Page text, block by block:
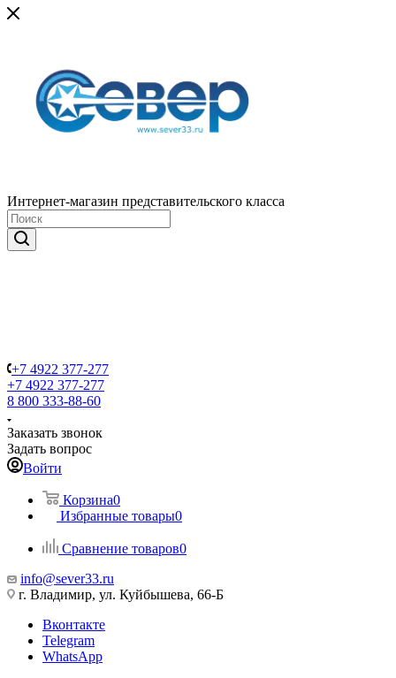
Интернет-магазин представительского класса
+7 4922 377-277
+7 4922 377-277
8 800 333-88-60
Заказать звонок
Задать вопрос
Войти
Корзина0
Избранные товары0
Сравнение товаров0
info@sever33.ru
г. Владимир, ул. Куйбышева, 66-Б
Вконтакте
Telegram
WhatsApp